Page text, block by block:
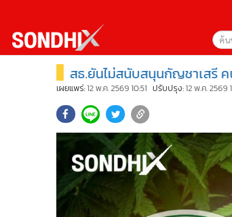
เ
World Talk
Sondhitalk
ผู้เฒ่าเล่าเรื่อง
Exclusive Health
สธ.ยันไม่สนับสนุนกัญชาเสรี
เผยแพร่:12 พ.ค. 2569 10:51 ปรับปรุง:12 พ.ค. 2569